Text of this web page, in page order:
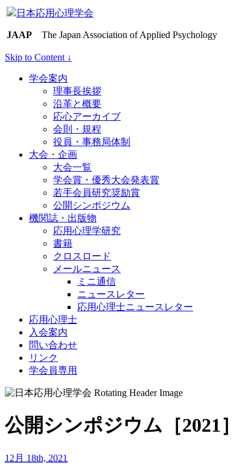
日本応用心理学会
JAAP The Japan Association of Applied Psychology
Skip to Content ↓
学会案内
理事長挨拶
沿革と概要
応心アーカイブ
会則・規程
役員・事務局体制
大会・企画
大会一覧
学会賞・優秀大会発表賞
若手会員研究奨励賞
公開シンポジウム
機関誌・出版物
応用心理学研究
書籍
クロスロード
メールニュース
ミニ通信
ニュースレター
応用心理士ニュースレター
応用心理士
入会案内
問い合わせ
リンク
学会員専用
公開シンポジウム［2021］
12月 18th, 2021